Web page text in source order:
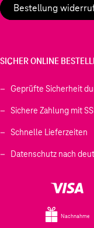
Bestellung
SICHER ONLINE
Geprüfte Sicherheit
Sichere Zahlung mit
Schnelle Lieferzeiten
Datenschutz nach
Nachnahme